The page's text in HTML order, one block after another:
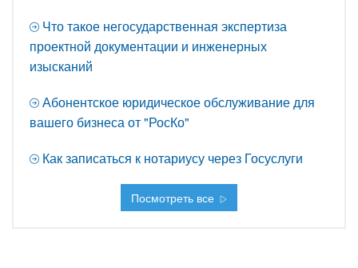
Что такое негосударственная экспертиза
проектной документации и инженерных
изысканий
Абонентское юридическое обслуживание для
вашего бизнеса от "РосКо"
Как записаться к нотариусу через Госуслуги
Посмотреть все